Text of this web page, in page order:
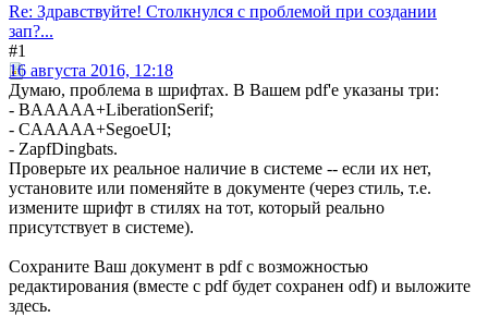
Re: Здравствуйте! Столкнулся с проблемой при создании
зап?...
#1
16 августа 2016, 12:18
Думаю, проблема в шрифтах. В Вашем pdf'е указаны три:
- BAAAAA+LiberationSerif;
- CAAAAA+SegoeUI;
- ZapfDingbats.
Проверьте их реальное наличие в системе -- если их нет,
установите или поменяйте в документе (через стиль, т.е.
измените шрифт в стилях на тот, который реально
присутствует в системе).
Сохраните Ваш документ в pdf с возможностью
редактирования (вместе с pdf будет сохранен odf) и выложите
здесь.